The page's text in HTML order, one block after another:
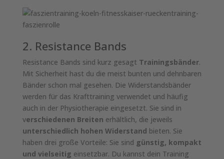
2. Resistance Bands
Resistance Bands sind kurz gesagt Trainingsbänder.
Mit Sicherheit hast du die meist bunten und dehnbaren
Bänder schon mal gesehen. Die Widerstandsbänder
werden für das Krafttraining verwendet und häufig
auch in der Physiotherapie eingesetzt. Sie sind in
verschiedenen Breiten erhältlich, die jeweils
unterschiedlich hohen Widerstand bieten. Sie
haben drei große Vorteile: Sie sind günstig, kompakt
und vielseitig einsetzbar. Du kannst dein Training